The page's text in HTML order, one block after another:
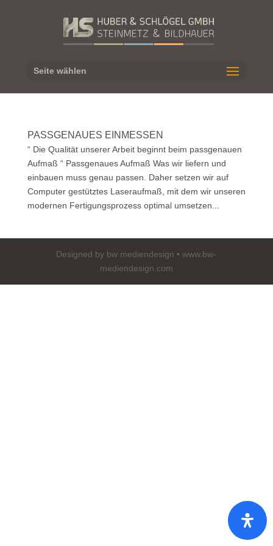
Seite wählen
PASSGENAUES EINMESSEN
“ Die Qualität unserer Arbeit beginnt beim passgenauen
Aufmaß “ Passgenaues Aufmaß Was wir liefern und
einbauen muss genau passen. Daher setzen wir auf
Computer gestütztes Laseraufmaß, mit dem wir unseren
modernen Fertigungsprozess optimal umsetzen...
Designed by bw mediendesign • www.bw-
mediendesign.com